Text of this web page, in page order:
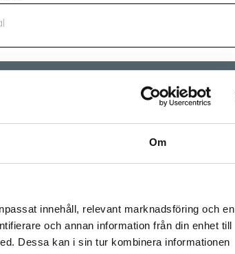
Om
innehåll, relevant marknadsföring och en
och annan information från din enhet till
Dessa kan i sin tur kombinera informationen
330722-11